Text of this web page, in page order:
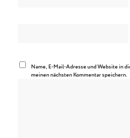
Name, E-Mail-Adresse und Website in
meinen nächsten Kommentar speichern.